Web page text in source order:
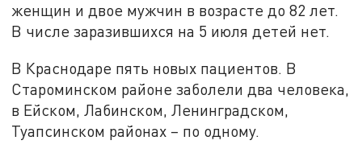
женщин и двое мужчин в возрасте до 82 лет.
В числе заразившихся на 5 июля детей нет.
В Краснодаре пять новых пациентов. В
Староминском районе заболели два человека,
в Ейском, Лабинском, Ленинградском,
Туапсинском районах – по одному.